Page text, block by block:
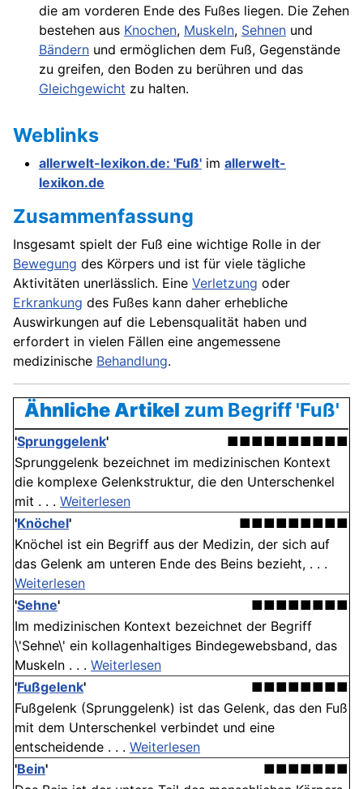
die am vorderen Ende des Fußes liegen. Die Zehen
bestehen aus Knochen, Muskeln, Sehnen und
Bändern und ermöglichen dem Fuß, Gegenstände
zu greifen, den Boden zu berühren und das
Gleichgewicht zu halten.
Weblinks
allerwelt-lexikon.de: 'Fuß' im allerwelt-
lexikon.de
Zusammenfassung
Insgesamt spielt der Fuß eine wichtige Rolle in der
Bewegung des Körpers und ist für viele tägliche
Aktivitäten unerlässlich. Eine Verletzung oder
Erkrankung des Fußes kann daher erhebliche
Auswirkungen auf die Lebensqualität haben und
erfordert in vielen Fällen eine angemessene
medizinische Behandlung.
Ähnliche Artikel zum Begriff 'Fuß'
'Sprunggelenk'
■■■■■■■■■■
Sprunggelenk bezeichnet im medizinischen Kontext
die komplexe Gelenkstruktur, die den Unterschenkel
mit . . . Weiterlesen
'Knöchel'
■■■■■■■■■
Knöchel ist ein Begriff aus der Medizin, der sich auf
das Gelenk am unteren Ende des Beins bezieht, . . .
Weiterlesen
'Sehne'
■■■■■■■■
Im medizinischen Kontext bezeichnet der Begriff
\'Sehne\' ein kollagenhaltiges Bindegewebsband, das
Muskeln . . . Weiterlesen
'Fußgelenk'
■■■■■■■■
Fußgelenk (Sprunggelenk) ist das Gelenk, das den Fuß
mit dem Unterschenkel verbindet und eine
entscheidende . . . Weiterlesen
'Bein'
■■■■■■■